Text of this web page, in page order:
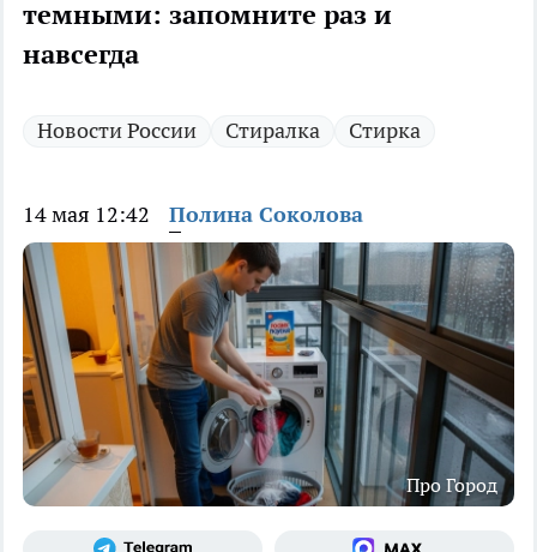
темными: запомните раз и
навсегда
Новости России Стиралка Стирка
14 мая 12:42 Полина Соколова
Про Город